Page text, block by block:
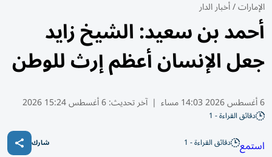
الإمارات/أخبار الدار
أحمد بن سعيد: الشيخ زايد
جعل الإنسان أعظم إرث للوطن
6 أغسطس 2026 14:03 مساء | آخر تحديث:6 أغسطس 15:24 2026
دقائق القراءة - 1
استمع دقائق القراءة - 1 شارك